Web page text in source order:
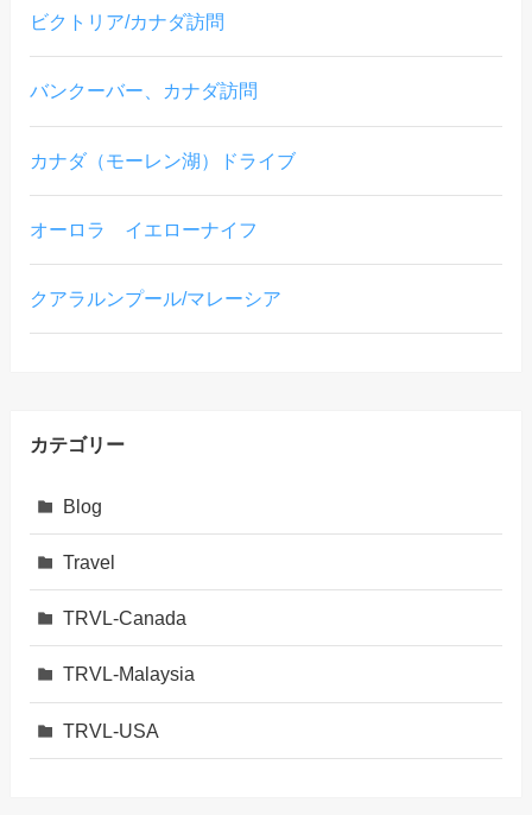
ビクトリア/カナダ訪問
バンクーバー、カナダ訪問
カナダ（モーレン湖）ドライブ
オーロラ イエローナイフ
クアラルンプール/マレーシア
カテゴリー
Blog
Travel
TRVL-Canada
TRVL-Malaysia
TRVL-USA